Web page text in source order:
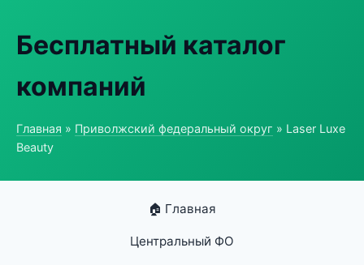
Бесплатный каталог
компаний
Главная » Приволжский федеральный округ » Laser Luxe
Beauty
🏠 Главная
Центральный ФО